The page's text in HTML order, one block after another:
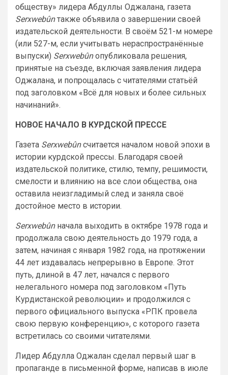
обществу» лидера Абдуллы Оджалана, газета
Serxwebûnтакже объявила о завершении своей
издательской деятельности. В своём 521-м номере
(или 527-м, если учитывать нераспространённые
выпуски) Serxwebûnопубликовала решения,
принятые на съезде, включая заявления лидера
Оджалана, и попрощалась с читателями статьёй
под заголовком «Всё для новых и более сильных
начинаний».
НОВОЕ НАЧАЛО В КУРДСКОЙ ПРЕССЕ
Газета Serxwebûnсчитается началом новой эпохи в
истории курдской прессы. Благодаря своей
издательской политике, стилю, темпу, решимости,
смелости и влиянию на все слои общества, она
оставила неизгладимый след и заняла своё
достойное место в истории.
Serxwebûnначала выходить в октябре 1978 года и
продолжала свою деятельность до 1979 года, а
затем, начиная с января 1982 года, на протяжении
44 лет издавалась непрерывно в Европе. Этот
путь, длиной в 47 лет, начался с первого
нелегального номера под заголовком «Путь
Курдистанской революции» и продолжился с
первого официального выпуска «РПК провела
свою первую конференцию», с которого газета
встретилась со своими читателями.
Лидер Абдулла Оджалан сделал первый шаг в
пропаганде в письменной форме, написав в июле